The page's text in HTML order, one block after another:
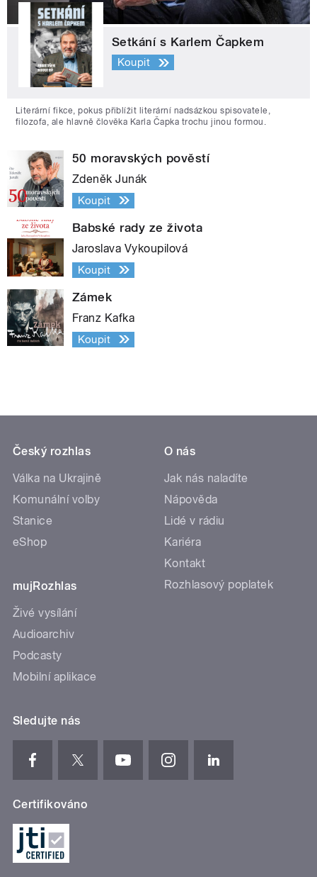
Setkání s Karlem Čapkem
Koupit
Literární fikce, pokus přiblížit literární nadsázkou spisovatele,
filozofa, ale hlavně člověka Karla Čapka trochu jinou formou.
50 moravských pověstí
Zdeněk Junák
Koupit
Babské rady ze života
Jaroslava Vykoupilová
Koupit
Zámek
Franz Kafka
Koupit
Český rozhlas
Válka na Ukrajině
Komunální volby
Stanice
eShop
mujRozhlas
Živé vysílání
Audioarchiv
Podcasty
Mobilní aplikace
O nás
Jak nás naladíte
Nápověda
Lidé v rádiu
Kariéra
Kontakt
Rozhlasový poplatek
Sledujte nás
Certifikováno